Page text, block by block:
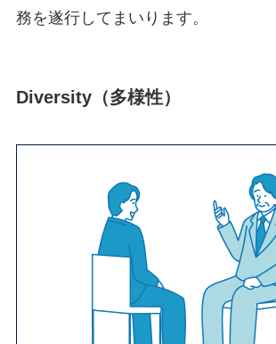
務を遂行してまいります。
Diversity（多様性）